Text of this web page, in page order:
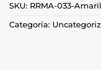
SKU: RRMA-033-
Categoría: